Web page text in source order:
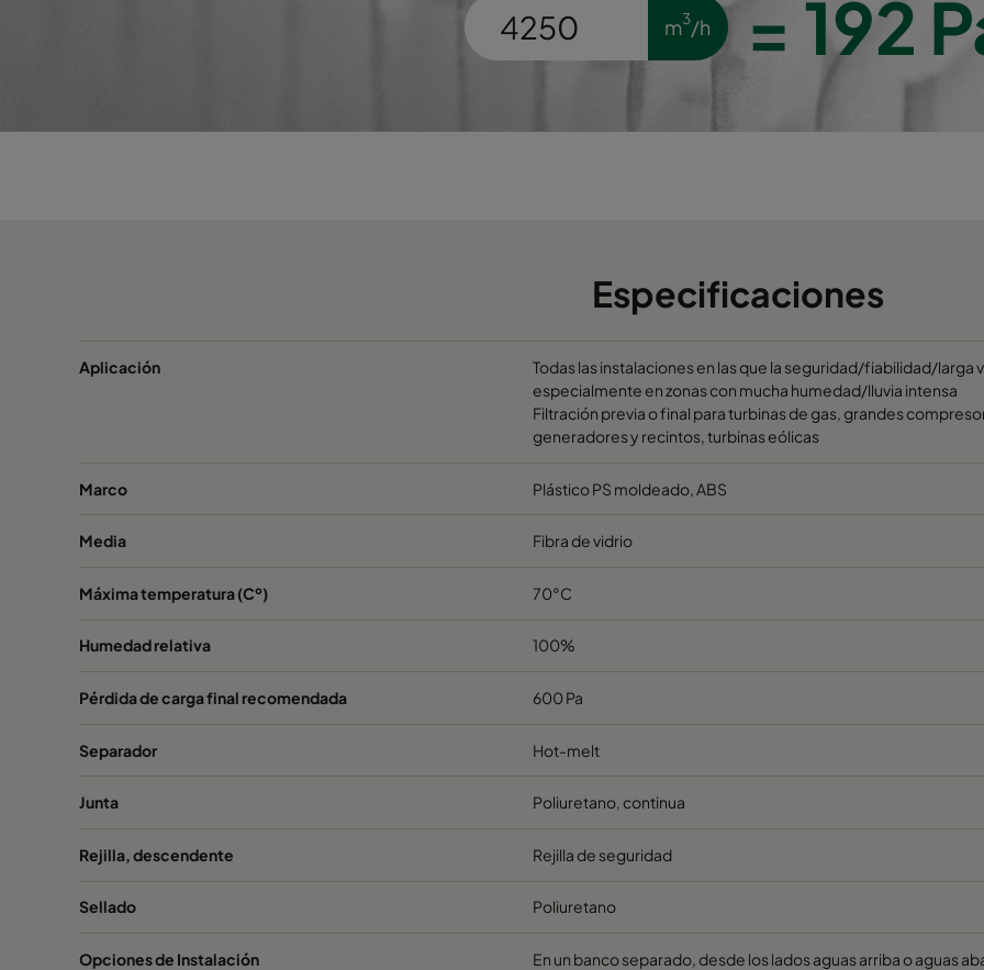
m3/h = 192
Especificaciones
Aplicación
Todas las instalaciones en las que la seguridad/fiabilidad/
especialmente en zonas con mucha humedad/lluvia intensa
Filtración previa o final para turbinas de gas, grandes
generadores y recintos, turbinas eólicas
Marco Plástico PS moldeado, ABS
Media Fibra de vidrio
Máxima temperatura (Cº) 70°C
Humedad relativa 100%
Pérdida de carga final recomendada 600 Pa
Separador Hot-melt
Junta Poliuretano, continua
Rejilla, descendente Rejilla de seguridad
Sellado Poliuretano
Opciones de Instalación
En un banco separado, desde los lados aguas arriba o aguas